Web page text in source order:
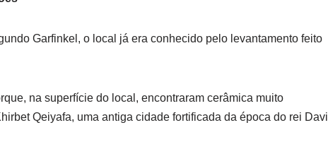
Garfinkel, o local já era conhecido pelo levantamento feito
na superfície do local, encontraram cerâmica muito
Qeiyafa, uma antiga cidade fortificada da época do rei Davi